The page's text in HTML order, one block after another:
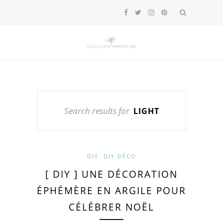
Search results for LIGHT
DIY DIY DÉCO
[ DIY ] UNE DÉCORATION
ÉPHÉMÈRE EN ARGILE POUR
CÉLÉBRER NOËL